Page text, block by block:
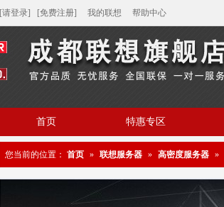
[请登录] [免费注册] 我的联想 帮助中心
首页 特惠专区
帮助中心
您当前的位置： 首页 » 联想服务器 » 高密度服务器 »